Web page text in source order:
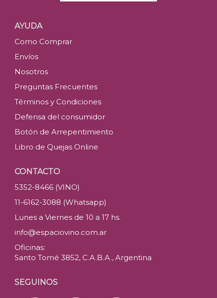
AYUDA
Como Comprar
Envíos
Nosotros
Preguntas Frecuentes
Términos y Condiciones
Defensa del consumidor
Botón de Arrepentimiento
Libro de Quejas Online
CONTACTO
5352-8466 (VINO)
11-6162-3088 (Whatsapp)
Lunes a Viernes de 10 a 17 hs.
info@espaciovino.com.ar
Oficinas:
Santo Tomé 3852, C.A.B.A., Argentina
SEGUINOS